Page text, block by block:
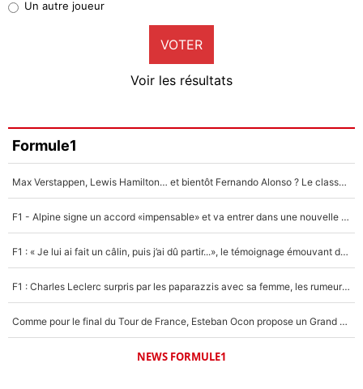
9%
Faris Moumbagna
4%
Un autre joueur
5%
Un autre joueur
VOTER
Voir les résultats
Formule1
Max Verstappen, Lewis Hamilton… et bientôt Fernando Alonso ? Le classement des pilotes les mieux payés en Formule 1 risque de changer !
F1 - Alpine signe un accord «impensable» et va entrer dans une nouvelle dimension : Grande nouvelle pour Pierre Gasly !
F1 : « Je lui ai fait un câlin, puis j’ai dû partir...», le témoignage émouvant de Max Verstappen sur sa fille
F1 : Charles Leclerc surpris par les paparazzis avec sa femme, les rumeurs étaient vraies !
Comme pour le final du Tour de France, Esteban Ocon propose un Grand Prix de Formule 1 à Paris : «Autour de l’Arc de Triomphe, ce serait génial» !
NEWS FORMULE1